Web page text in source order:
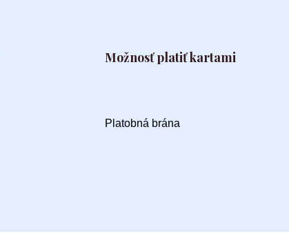
Možnosť platiť kartami
Platobná brána